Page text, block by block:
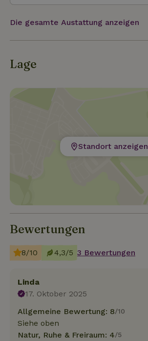
Die gesamte Austattung anzeigen
Lage
Standort anzeigen
Bewertungen
8/10 4,3/5 3 Bewertungen
Linda
17. Oktober 2025
Allgemeine Bewertung: 8/10
Siehe oben
Natur, Ruhe & Freiraum: 4/5